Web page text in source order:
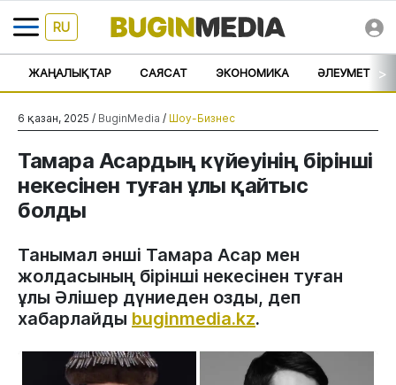
RU
ЖАҢАЛЫҚТАР САЯСАТ ЭКОНОМИКА ӘЛЕУМЕТ >
6 қазан, 2025 / BuginMedia / Шоу-Бизнес
Тамара Асардың күйеуінің бірінші
некесінен туған ұлы қайтыс
болды
Танымал әнші Тамара Асар мен
жолдасының бірінші некесінен туған
ұлы Әлішер дүниеден озды, деп
хабарлайды buginmedia.kz.